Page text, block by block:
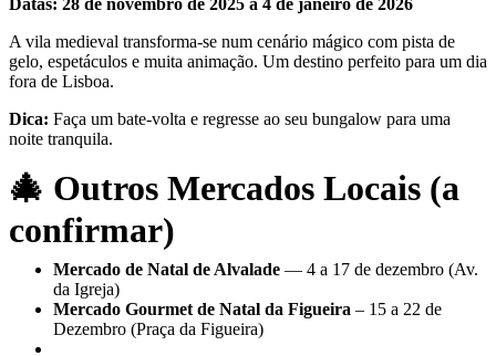
Datas: 28 de novembro de 2025 a 4 de janeiro de 2026
A vila medieval transforma-se num cenário mágico com pista de
gelo, espetáculos e muita animação. Um destino perfeito para um dia
fora de Lisboa.
Dica: Faça um bate-volta e regresse ao seu bungalow para uma
noite tranquila.
🎄 Outros Mercados Locais (a
confirmar)
Mercado de Natal de Alvalade — 4 a 17 de dezembro (Av.
da Igreja)
Mercado Gourmet de Natal da Figueira – 15 a 22 de
Dezembro (Praça da Figueira)